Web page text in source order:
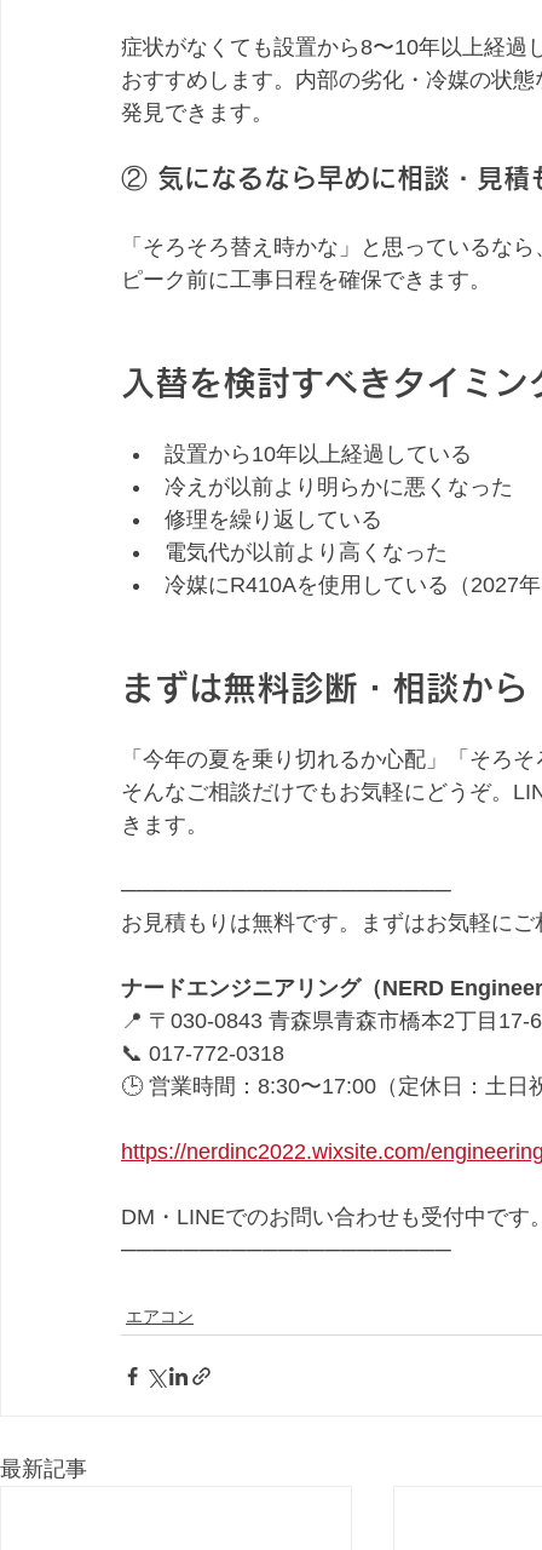
症状がなくても設置から8〜10年以上経過
おすすめします。内部の劣化・冷媒の状
発見できます。
② 気になるなら早めに相談・見積
「そろそろ替え時かな」と思っているな
ピーク前に工事日程を確保できます。
入替を検討すべきタイミン
設置から10年以上経過している
冷えが以前より明らかに悪くなった
修理を繰り返している
電気代が以前より高くなった
冷媒にR410Aを使用している（2027
まずは無料診断・相談から
「今年の夏を乗り切れるか心配」「そろ
そんなご相談だけでもお気軽にどうぞ。
きます。
─────────────────────
お見積もりは無料です。まずはお気軽に
ナードエンジニアリング（NERD
📍 〒030-0843 青森県青森市橋本2丁目17-6
📞 017-772-0318
🕒 営業時間：8:30〜17:00（定休日：土日
https://nerdinc2022.wixsite.com/
DM・LINEでのお問い合わせも受付中です
─────────────────────
エアコン
最新記事